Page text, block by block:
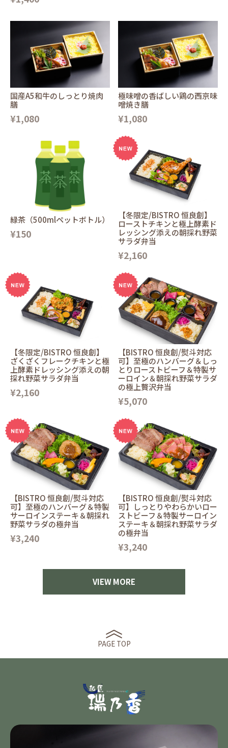
国産A5和牛のしっとり焼肉
膳
¥1,080
極味噌の香ばしい鶏の西京味
噌焼き膳
¥1,080
緑茶（500mlペットボトル）
¥150
【冬限定/BISTRO 恒良創】
ローストチキンと極上酵素ド
レッシング添えの朝採れ野菜
サラダ弁当
¥2,160
【冬限定/BISTRO 恒良創】
ざくざくフレークチキンと極
上酵素ドレッシング添えの朝
採れ野菜サラダ弁当
¥2,160
【BISTRO 恒良創/熨斗対応
可】至極のハンバーグ＆しっ
とりローストビーフ＆特製サ
ーロイン＆朝採れ野菜サラダ
の極上贅沢弁当
¥5,070
【BISTRO 恒良創/熨斗対応
可】至極のハンバーグ＆特製
サーロインステーキ＆朝採れ
野菜サラダの極弁当
¥3,240
【BISTRO 恒良創/熨斗対応
可】しっとりやわらかいロー
ストビーフ＆特製サーロイン
ステーキ＆朝採れ野菜サラダ
の極弁当
¥3,240
VIEW MORE
PAGE TOP